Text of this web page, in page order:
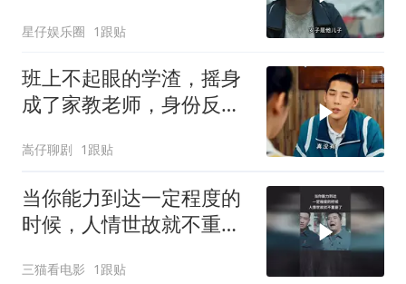
星仔娱乐圈 1跟贴
班上不起眼的学渣，摇身
成了家教老师，身份反转
嵩仔聊剧 1跟贴
当你能力到达一定程度的
时候，人情世故就不重要
三猫看电影 1跟贴